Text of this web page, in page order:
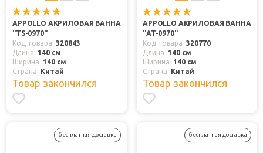
APPOLLO АКРИЛОВАЯ ВАННА
"TS-0970"
Код товара 320843
Длина
140 см
Ширина
140 см
Страна
Китай
Товар закончился
APPOLLO АКРИЛОВАЯ ВАННА
"AT-0970"
Код товара 320770
Длина
140 см
Ширина
140 см
Страна
Китай
Товар закончился
бесплатная доставка бесплатная доставка